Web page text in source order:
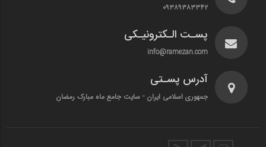
۰۹۳۸۹۳۸۳۳۴۲
پسـت الـکترونیـکی
info@ramezan.com
آدرس پسـتی
جمهوری اسلامی ایران - سایت جامع ماه مبارک رمضان